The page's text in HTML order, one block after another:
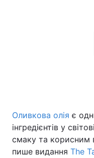
Головна
Україна
Оливкова олія є
інгредієнтів у
смаку та корисним
пише видання The